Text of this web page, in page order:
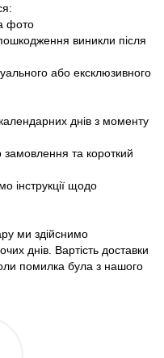
фото
виникли після
або ексклюзивного
днів з моменту
та короткий
інструкції щодо
ми здійснимо
днів. Вартість доставки
помилка була з нашого